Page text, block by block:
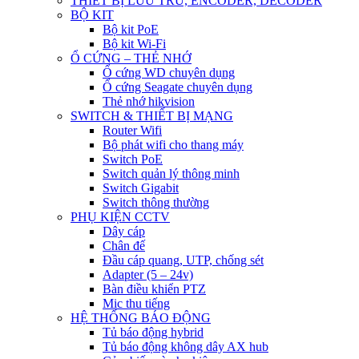
BỘ KIT
Bộ kit PoE
Bộ kit Wi-Fi
Ổ CỨNG – THẺ NHỚ
Ổ cứng WD chuyên dụng
Ổ cứng Seagate chuyên dụng
Thẻ nhớ hikvision
SWITCH & THIẾT BỊ MẠNG
Router Wifi
Bộ phát wifi cho thang máy
Switch PoE
Switch quản lý thông minh
Switch Gigabit
Switch thông thường
PHỤ KIỆN CCTV
Dây cáp
Chân đế
Đầu cáp quang, UTP, chống sét
Adapter (5 – 24v)
Bàn điều khiển PTZ
Mic thu tiếng
HỆ THỐNG BÁO ĐỘNG
Tủ báo động hybrid
Tủ báo động không dây AX hub